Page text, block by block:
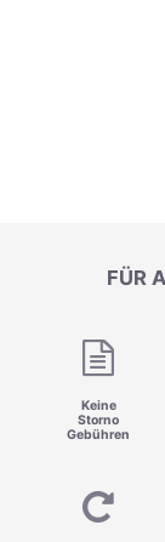
FÜR
Keine
Storno
Gebühren